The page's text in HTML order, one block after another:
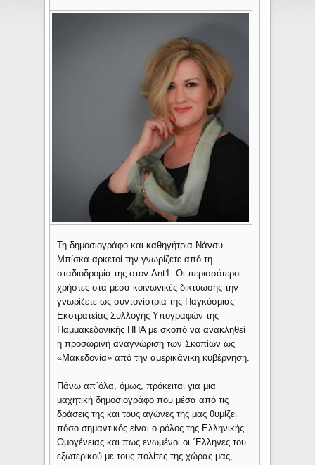
Τη δημοσιογράφο και καθηγήτρια Nάνσυ
Μπίσκα αρκετοί την γνωρίζετε από τη
σταδιοδρομία της στον Ant1. Οι περισσότεροι
χρήστες στα μέσα κοινωνικές δικτύωσης την
γνωρίζετε ως συντονίστρια της Παγκόσμιας
Εκστρατείας Συλλογής Υπογραφών της
Παμμακεδονικής ΗΠΑ με σκοπό να ανακληθεί
η προσωρινή αναγνώριση των Σκοπίων ως
«Μακεδονία» από την αμερικάνικη κυβέρνηση.
Πάνω απ΄όλα, όμως, πρόκειται για μια
μαχητική δημοσιογράφο που μέσα από τις
δράσεις της και τους αγώνες της μας θυμίζει
πόσο σημαντικός είναι ο ρόλος της Ελληνικής
Ομογένειας και πως ενωμένοι οι ΄Ελληνες του
εξωτερικού με τους πολίτες της χώρας μας,